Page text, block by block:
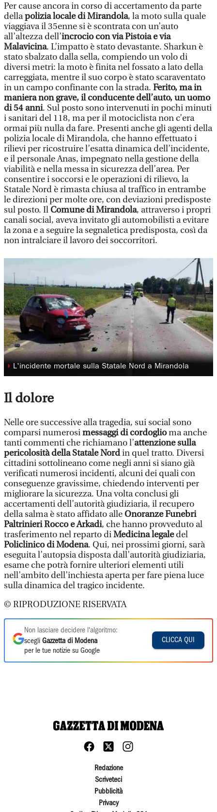
Per cause ancora in corso di accertamento da parte
dellapolizia locale di Mirandola, la moto sulla quale
viaggiava il 35enne si è scontrata con un’auto
all’altezza dell’incrocio con via Pistoia e via
Malavicina. L’impatto è stato devastante. Sharkun è
stato sbalzato dalla sella, compiendo un volo di
diversi metri: la moto è finita nel fossato a lato della
carreggiata, mentre il suo corpo è stato scaraventato
in un campo confinante con la strada. Ferito, ma in
maniera non grave, il conducente dell’auto, unuomo
di 54 anni. Sul posto sono intervenuti in pochi minuti
i sanitari del 118, ma per il motociclista non c’era
ormai più nulla da fare. Presenti anche gli agenti della
polizia locale di Mirandola, che hanno effettuato i
rilievi per ricostruire l’esatta dinamica dell’incidente,
e il personale Anas, impegnato nella gestione della
viabilità e nella messa in sicurezza dell’area. Per
consentire i soccorsi e le operazioni di rilievo, la
Statale Nord è rimasta chiusa al traffico in entrambe
le direzioni per molte ore, con deviazioni predisposte
sul posto. Il Comune di Mirandola, attraverso i propri
canali social, aveva invitato gli automobilisti a evitare
la zona e a seguire la segnaletica predisposta, così da
non intralciare il lavoro dei soccorritori.
◗ L'incidente mortale sulla Statale Nord a Mirandola
Il dolore
Nelle ore successive alla tragedia, sui social sono
comparsi numerosimessaggi di cordoglioma anche
tanti commenti che richiamano l’attenzione sulla
pericolosità della Statale Nordin quel tratto. Diversi
cittadini sottolineano come negli anni si siano già
verificati numerosi incidenti, alcuni dei quali con
conseguenze gravissime, chiedendo interventi per
migliorare la sicurezza. Una volta conclusi gli
accertamenti dell’autorità giudiziaria, il recupero
della salma è stato affidato alle Onoranze Funebri
Paltrinieri Rocco e Arkadi, che hanno provveduto al
trasferimento nel reparto diMedicina legaledel
Policlinico di Modena. Qui, nei prossimi giorni, sarà
eseguita l’autopsia disposta dall’autorità giudiziaria,
esame che potrà fornire ulteriori elementi utili
nell’ambito dell’inchiesta aperta per fare piena luce
sulla dinamica del tragico incidente.
© RIPRODUZIONE RISERVATA
Non lasciare decidere l'algoritmo:
scegli Gazzetta di Modena
per le tue notizie su Google
CLICCA QUI
Redazione
Scriveteci
Pubblicità
Privacy